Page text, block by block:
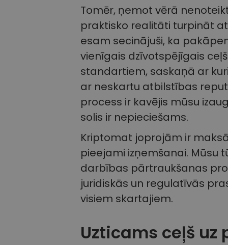
Tomēr, ņemot vērā
praktisko realitāti turpināt
esam secinājuši, ka
vienīgais dzīvotspējīgais
standartiem, saskaņā ar
ar neskartu atbilstības
process ir kavējis mūsu
solis ir nepieciešams.
Kriptomat joprojām ir
pieejami izņemšanai. Mūsu
darbības pārtraukšanas
juridiskās un regulatīvās
visiem skartajiem.
Uzticams ceļš